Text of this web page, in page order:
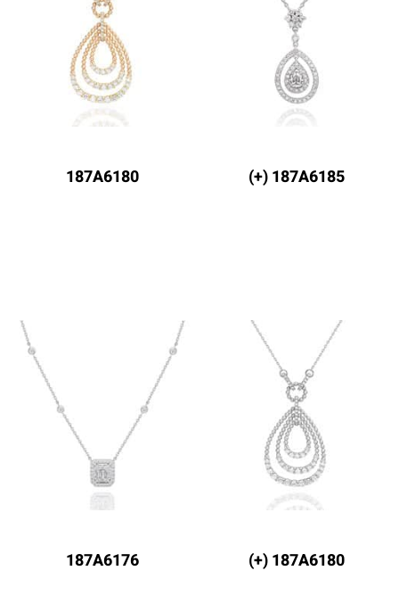
187A6185 (+)
187A6180
187A6180 (+)
187A6176